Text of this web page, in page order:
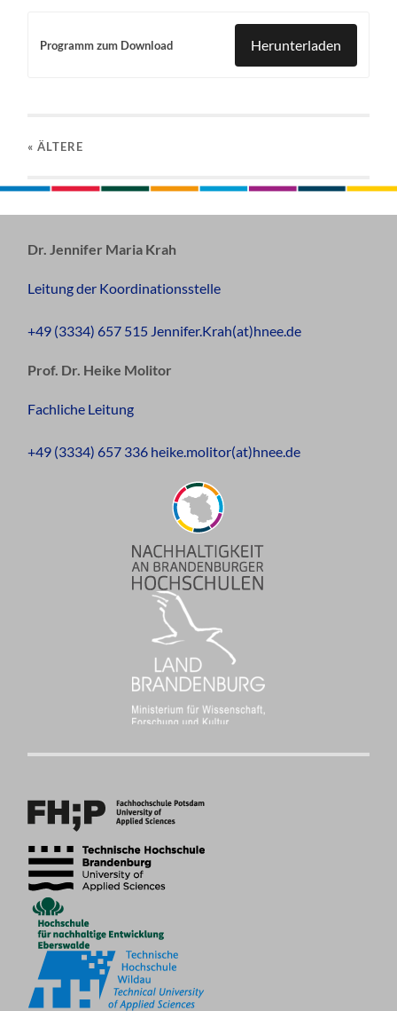
Programm zum Download Herunterladen
« ÄLTERE
Dr. Jennifer Maria Krah
Leitung der Koordinationsstelle
+49 (3334) 657 515 Jennifer.Krah(at)hnee.de
Prof. Dr. Heike Molitor
Fachliche Leitung
+49 (3334) 657 336 heike.molitor(at)hnee.de